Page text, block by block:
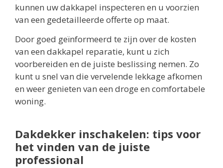
kunnen uw dakkapel inspecteren en u voorzien
van een gedetailleerde offerte op maat.
Door goed geïnformeerd te zijn over de kosten
van een dakkapel reparatie, kunt u zich
voorbereiden en de juiste beslissing nemen. Zo
kunt u snel van die vervelende lekkage afkomen
en weer genieten van een droge en comfortabele
woning.
Dakdekker inschakelen: tips voor
het vinden van de juiste
professional